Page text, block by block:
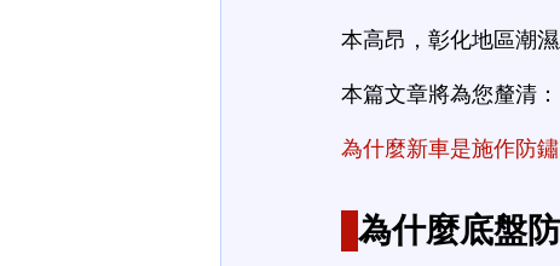
本高昂，彰化地區潮
本篇文章將為您釐清：
為什麼新車是施作防
為什麼底盤